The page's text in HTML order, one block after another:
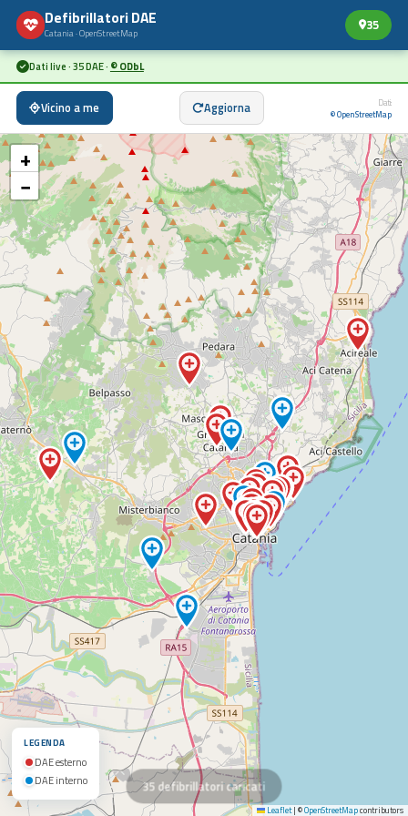
Defibrillatori DAE
Catania · OpenStreetMap 35
Dati live · 35 DAE · © ODbL
Vicino a me Aggiorna
Dati:
© OpenStreetMap
+
−
Leaflet | ©OpenStreetMapcontributors
LEGENDA
DAE esterno
DAE interno
35 defibrillatori caricati